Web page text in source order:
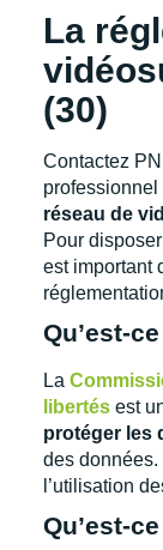
La
(30)
Contactez
professionnel
réseau de
Pour
est important
Qu’est-
La
libertésest
protéger les
des données.
l’utilisation
Qu’est-